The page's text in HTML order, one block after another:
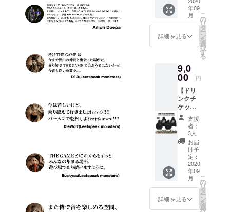
記入く
ださ
い。 ※
掲載不
要の方
要】と
ご記入
くださ
い
以内。
GRAVY
SOURC
Eステッ
スター
へのお
名前掲
載。 ※
掲載可
能な方
はお名
前(又は
ニック
ネーム)
を備考
欄へご
記入く
ださ
い。 ※
掲載不
要の方
支援】
● Tシャ
ツ
(BLAC
K or
WHITE)
・サイ
ズ：M /
L / XL /
XXL ●
ドリン
クチ
ケット3
枚 。 有
効期限
は営業
再開か
ら6ヶ月
以内。
TOYPL
ANEス
テッ
年09
月
詳細を見る
こ
の
リ
タ
ー
ン
を
選
択
す
る
9,0
00 円
【ドリ
ンクチ
ケット
(1枚)＋
パー
カー
(GAME
JUMP)
支援】
●パー
カー
(GAME
or
JUMP)
支援
者：
3人
お届
け予
定：
2020
年09
月
詳細を見る
こ
の
リ
タ
ー
ン
を
選